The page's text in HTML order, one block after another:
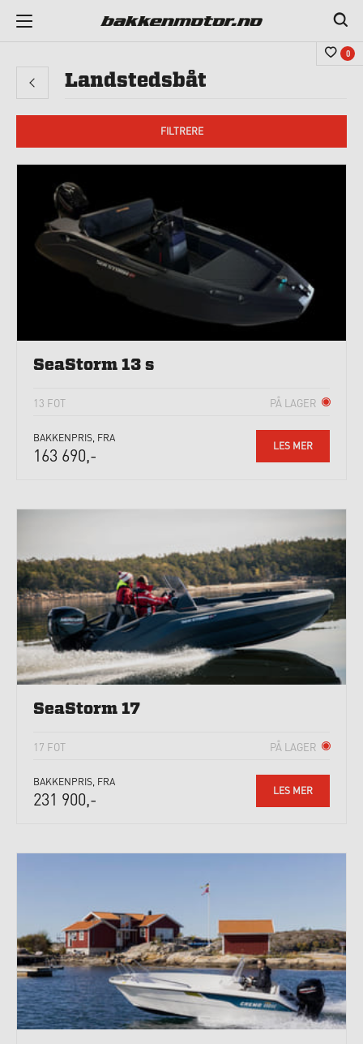
0
FILTRERE
Landstedsbåt
SeaStorm 13 s
13 FOT PÅ LAGER
BAKKENPRIS, FRA
163 690,- LES MER
SeaStorm 17
17 FOT PÅ LAGER
BAKKENPRIS, FRA
231 900,- LES MER